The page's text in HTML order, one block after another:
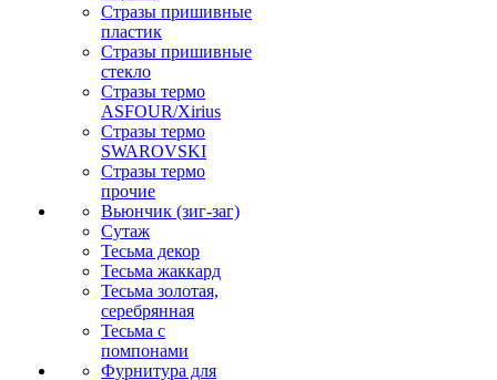
Стразы пришивные
пластик
Стразы пришивные
стекло
Стразы термо
ASFOUR/Xirius
Стразы термо
SWAROVSKI
Стразы термо
прочие
Вьюнчик (зиг-заг)
Сутаж
Тесьма декор
Тесьма жаккард
Тесьма золотая,
серебрянная
Тесьма с
помпонами
Фурнитура для